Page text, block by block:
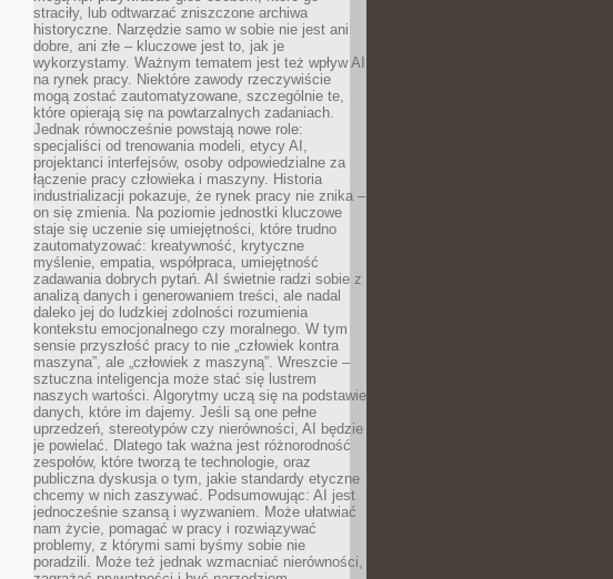
straciły, lub odtwarzać zniszczone archiwa
historyczne. Narzędzie samo w sobie nie jest ani
dobre, ani złe – kluczowe jest to, jak je
wykorzystamy. Ważnym tematem jest też wpływ AI
na rynek pracy. Niektóre zawody rzeczywiście
mogą zostać zautomatyzowane, szczególnie te,
które opierają się na powtarzalnych zadaniach.
Jednak równocześnie powstają nowe role:
specjaliści od trenowania modeli, etycy AI,
projektanci interfejsów, osoby odpowiedzialne za
łączenie pracy człowieka i maszyny. Historia
industrializacji pokazuje, że rynek pracy nie znika –
on się zmienia. Na poziomie jednostki kluczowe
staje się uczenie się umiejętności, które trudno
zautomatyzować: kreatywność, krytyczne
myślenie, empatia, współpraca, umiejętność
zadawania dobrych pytań. AI świetnie radzi sobie z
analizą danych i generowaniem treści, ale nadal
daleko jej do ludzkiej zdolności rozumienia
kontekstu emocjonalnego czy moralnego. W tym
sensie przyszłość pracy to nie „człowiek kontra
maszyna”, ale „człowiek z maszyną”. Wreszcie –
sztuczna inteligencja może stać się lustrem
naszych wartości. Algorytmy uczą się na podstawie
danych, które im dajemy. Jeśli są one pełne
uprzedzeń, stereotypów czy nierówności, AI będzie
je powielać. Dlatego tak ważna jest różnorodność
zespołów, które tworzą te technologie, oraz
publiczna dyskusja o tym, jakie standardy etyczne
chcemy w nich zaszywać. Podsumowując: AI jest
jednocześnie szansą i wyzwaniem. Może ułatwiać
nam życie, pomagać w pracy i rozwiązywać
problemy, z którymi sami byśmy sobie nie
poradzili. Może też jednak wzmacniać nierówności,